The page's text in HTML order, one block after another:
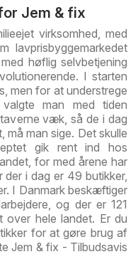
Jem & fix
virksomhed, med
lavprisbyggemarkedet
høflig selvbetjening
I starten
men for at understrege
man med tiden
væk, så de i dag
må man sige. Det skulle
gik rent ind hos
for med årene har
i dag er 49 butikker,
I Danmark beskæftiger
og der er 121
over hele landet. Er du
for at gøre brug af
Jem & fix - Tilbudsavis